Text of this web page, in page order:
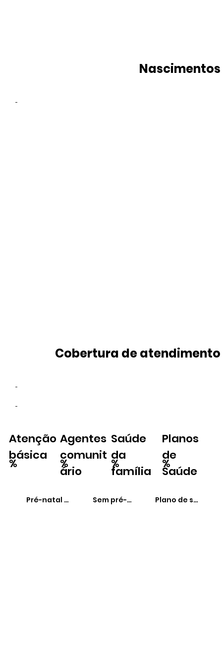
Nascimentos
-
Cobertura de atendimento
-
-
%
Planos
de
Saúde
%
Agentes
comunit
ário
%
Atenção
básica
Saúde
da
família
%
Pré-natal adequadoSem pré-natal Plano de saúde